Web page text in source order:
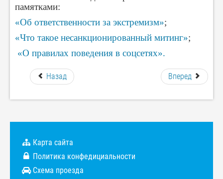
памятками:
«Об ответственности за экстремизм»;
«Что такое несанкционированный митинг»;
«О правилах поведения в соцсетях».
Назад Вперед
Карта сайта
Политика конфедициальности
Схема проезда